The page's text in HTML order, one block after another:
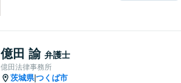
み、考え、依頼者様の希望を
実現するために精一杯努力い
たします。お気軽にご相談く
ださい。
億田 諭 弁護士
億田法律事務所
茨城県|つくば市